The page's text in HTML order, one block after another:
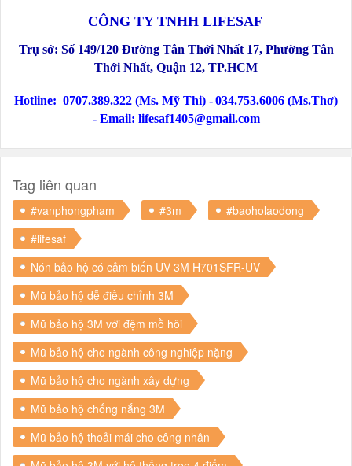
CÔNG TY TNHH LIFESAF
Trụ sở: Số 149/120 Đường Tân Thới Nhất 17, Phường Tân
Thới Nhất, Quận 12, TP.HCM
Hotline: 0707.389.322 (Ms. Mỹ Thi) -034.753.6006 (Ms.Thơ)
- Email: lifesaf1405@gmail.com
Tag liên quan
#vanphongpham #3m
#baoholaodong
#lifesaf
Nón bảo hộ có cảm biến UV 3M H701SFR-UV
Mũ bảo hộ dễ điều chỉnh 3M
Mũ bảo hộ 3M với đệm mồ hôi
Mũ bảo hộ cho ngành công nghiệp nặng
Mũ bảo hộ cho ngành xây dựng
Mũ bảo hộ chống nắng 3M
Mũ bảo hộ thoải mái cho công nhân